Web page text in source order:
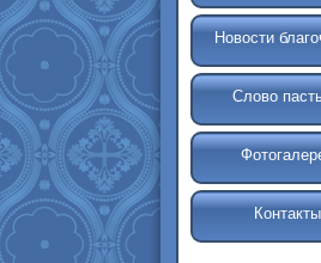
Новости
Слово
Контакты